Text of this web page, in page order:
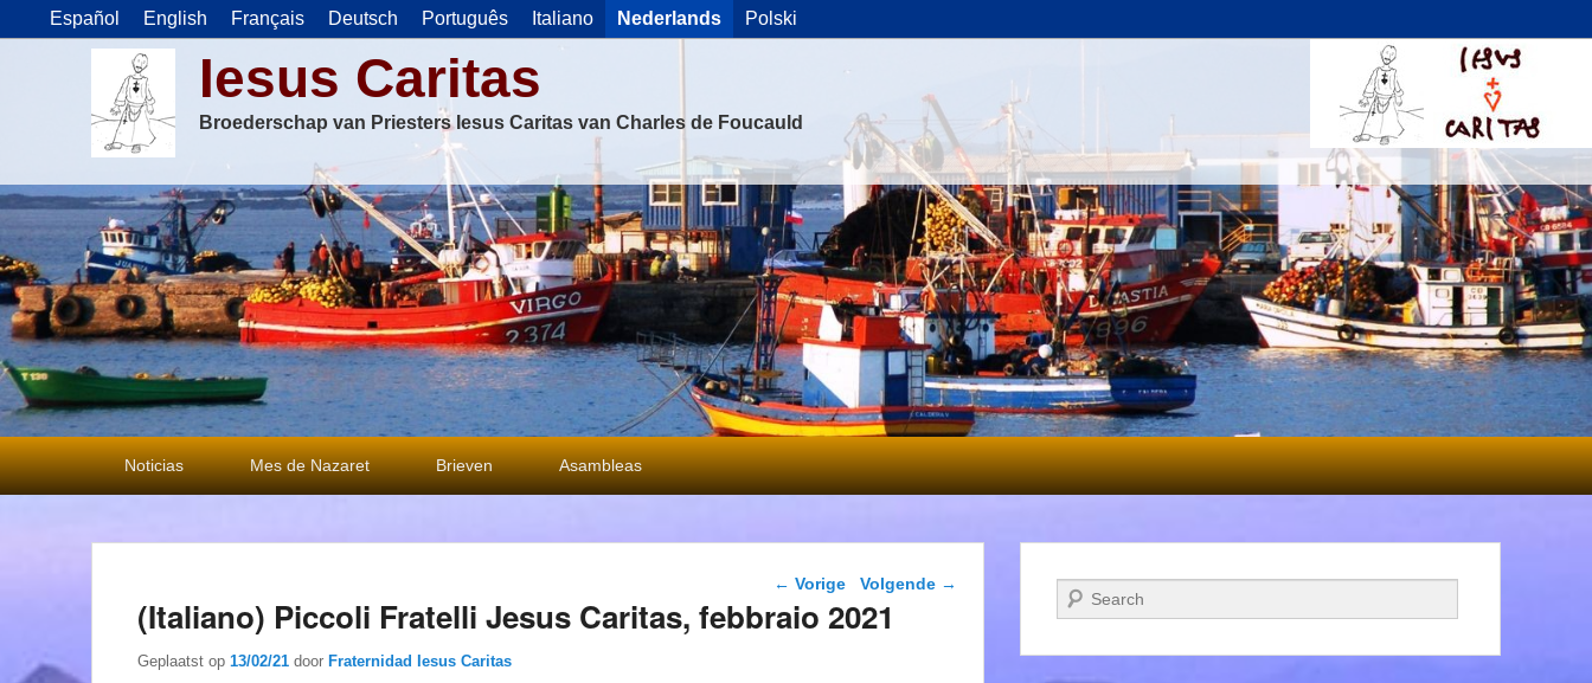
Español English Français Deutsch Português Italiano Nederlands Polski
Iesus Caritas
Broederschap van Priesters Iesus Caritas van Charles de Foucauld
Primair
menu
Noticias Mes de Nazaret Brieven Asambleas
Berichtnavigatie
← Vorige Volgende →
(Italiano) Piccoli Fratelli Jesus Caritas, febbraio 2021
Geplaatst op 13/02/21 door Fraternidad Iesus Caritas
Zoeken